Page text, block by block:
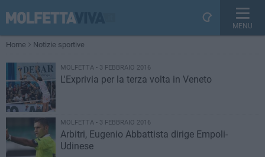
MENU
Home Notizie sportive
MOLFETTA - 3 FEBBRAIO 2016
L'Exprivia per la terza volta in Veneto
MOLFETTA - 3 FEBBRAIO 2016
Arbitri, Eugenio Abbattista dirige Empoli-
Udinese